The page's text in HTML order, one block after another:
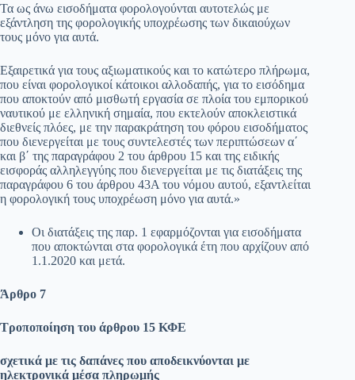
Τα ως άνω εισοδήματα φορολογούνται αυτοτελώς με
εξάντληση της φορολογικής υποχρέωσης των δικαιούχων
τους μόνο για αυτά.
Εξαιρετικά για τους αξιωματικούς και το κατώτερο πλήρωμα,
που είναι φορολογικοί κάτοικοι αλλοδαπής, για το εισόδημα
που αποκτούν από μισθωτή εργασία σε πλοία του εμπορικού
ναυτικού με ελληνική σημαία, που εκτελούν αποκλειστικά
διεθνείς πλόες, με την παρακράτηση του φόρου εισοδήματος
που διενεργείται με τους συντελεστές των περιπτώσεων α΄
και β΄ της παραγράφου 2 του άρθρου 15 και της ειδικής
εισφοράς αλληλεγγύης που διενεργείται με τις διατάξεις της
παραγράφου 6 του άρθρου 43Α του νόμου αυτού, εξαντλείται
η φορολογική τους υποχρέωση μόνο για αυτά.»
Οι διατάξεις της παρ. 1 εφαρμόζονται για εισοδήματα
που αποκτώνται στα φορολογικά έτη που αρχίζουν από
1.1.2020 και μετά.
Άρθρο 7
Τροποποίηση του άρθρου 15 ΚΦΕ
σχετικά με τις δαπάνες που αποδεικνύονται με
ηλεκτρονικά μέσα πληρωμής